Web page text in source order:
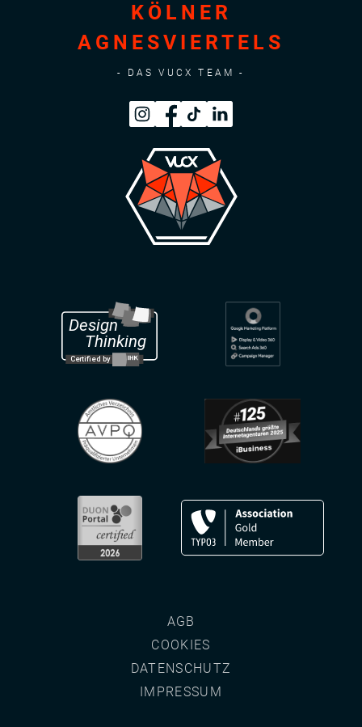
KÖLNER
AGNESVIERTELS
- DAS VUCX TEAM -
AGB
COOKIES
DATENSCHUTZ
IMPRESSUM